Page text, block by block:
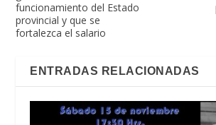
funcionamiento del Estado
provincial y que se
fortalezca el salario
ENTRADAS RELACIONADAS